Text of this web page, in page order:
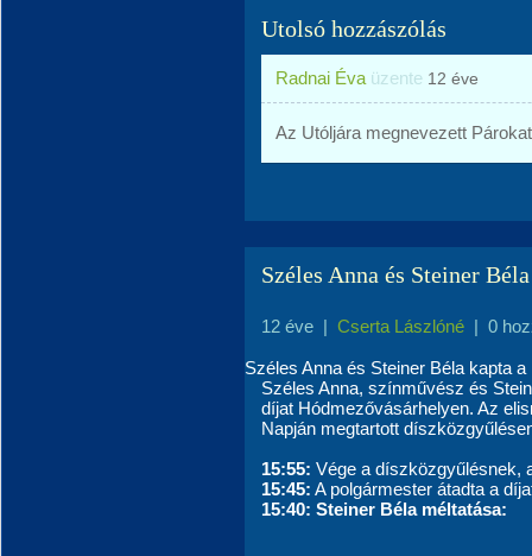
Utolsó hozzászólás
Radnai Éva üzente 12 éve
Az Utóljára megnevezett
Széles Anna és Steiner
12 éve | Cserta Lászlóné | 0
Széles Anna és Steiner Béla kapta
Széles Anna, színművész és
díjat Hódmezővásárhelyen. Az
Napján megtartott
15:55: Vége a díszközgyűlésnek,
15:45: A polgármester átadta a
15:40: Steiner Béla méltatása: